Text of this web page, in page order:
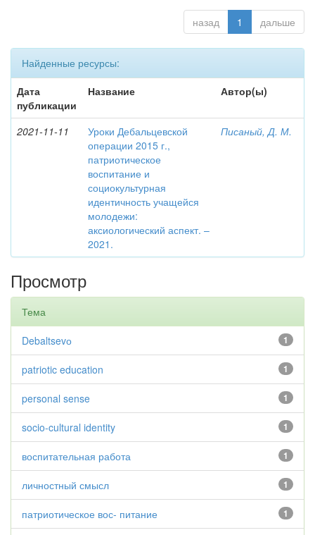
назад 1 дальше
Найденные ресурсы:
Дата
публикации
Название Автор(ы)
2021-11-11
Уроки Дебальцевской
операции 2015 г.,
патриотическое
воспитание и
социокультурная
идентичность учащейся
молодежи:
аксиологический аспект. –
2021.
Писаный, Д. М.
Просмотр
Тема
1
Debaltsevо
1
patriotic education
1
personal sense
1
socio-cultural identity
1
воспитательная работа
1
личностный смысл
1
патриотическое вос- питание